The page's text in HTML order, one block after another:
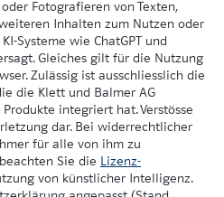
Fotografieren von Texten,
Inhalten zum Nutzen oder
Systeme wie ChatGPT und
Gleiches gilt für die Nutzung
Zulässig ist ausschliesslich die
die Klett und Balmer AG
integriert hat. Verstösse
dar. Bei widerrechtlicher
für alle von ihm zu
Sie die Lizenz-
von künstlicher Intelligenz.